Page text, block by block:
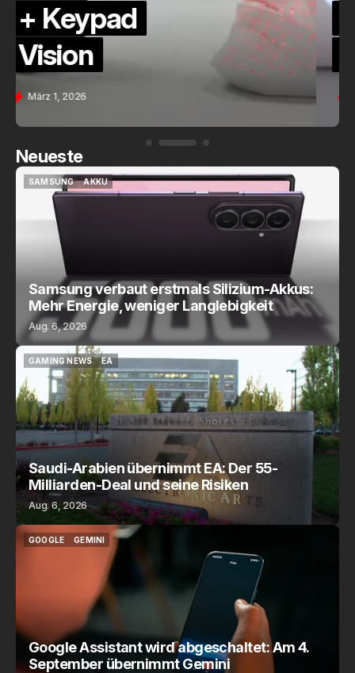
Assistant
Voice (PE)
Feb. 9, 2026
Neueste
SAMSUNG
SAMSUNG
AKKU
AKKU
Samsung verbaut erstmals Silizium-Akkus:
Mehr Energie, weniger Langlebigkeit
Aug. 6, 2026
GAMING NEWS
GAMING NEWS
EA
EA
Saudi-Arabien übernimmt EA: Der 55-
Milliarden-Deal und seine Risiken
Aug. 6, 2026
GOOGLE
GEMINI
Google Assistant wird abgeschaltet: Am 4.
September übernimmt Gemini